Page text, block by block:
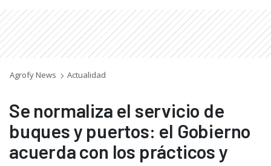
Agrofy News Actualidad
Se normaliza el servicio de
buques y puertos: el Gobierno
acuerda con los prácticos y